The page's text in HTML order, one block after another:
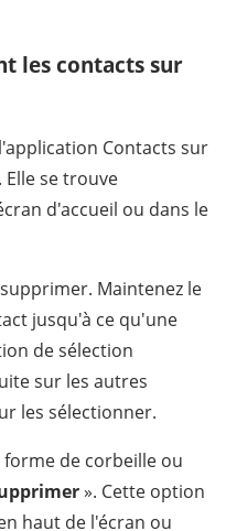
les contacts sur
Contacts sur
se trouve
d'accueil ou dans le
Maintenez le
jusqu'à ce qu'une
de sélection
sur les autres
les sélectionner.
forme de corbeille ou
». Cette option
haut de l'écran ou